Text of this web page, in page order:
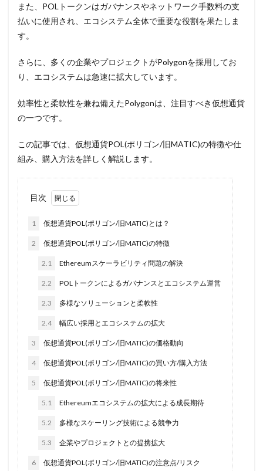
また、POLトークンはガバナンスやネットワーク手数料の支
払いに使用され、エコシステム全体で重要な役割を果たしま
す。
さらに、多くの企業やプロジェクトがPolygonを採用してお
り、エコシステムは急速に拡大しています。
効率性と柔軟性を兼ね備えたPolygonは、注目すべき仮想通貨
の一つです。
この記事では、仮想通貨POL(ポリゴン/旧MATIC)の特徴や仕
組み、購入方法を詳しく解説します。
目次
1 仮想通貨POL(ポリゴン/旧MATIC)とは？
2 仮想通貨POL(ポリゴン/旧MATIC)の特徴
2.1 Ethereumスケーラビリティ問題の解決
2.2 POLトークンによるガバナンスとエコシステム運営
2.3 多様なソリューションと柔軟性
2.4 幅広い採用とエコシステムの拡大
3 仮想通貨POL(ポリゴン/旧MATIC)の価格動向
4 仮想通貨POL(ポリゴン/旧MATIC)の買い方/購入方法
5 仮想通貨POL(ポリゴン/旧MATIC)の将来性
5.1 Ethereumエコシステムの拡大による成長期待
5.2 多様なスケーリング技術による競争力
5.3 企業やプロジェクトとの提携拡大
6 仮想通貨POL(ポリゴン/旧MATIC)の注意点/リスク